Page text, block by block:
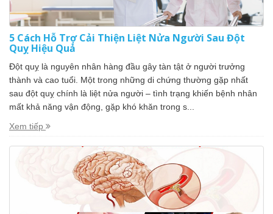
5 Cách Hỗ Trợ Cải Thiện Liệt Nửa Người Sau Đột
Quỵ Hiệu Quả
Đột quỵ là nguyên nhân hàng đầu gây tàn tật ở người trưởng
thành và cao tuổi. Một trong những di chứng thường gặp nhất
sau đột quỵ chính là liệt nửa người – tình trạng khiến bệnh nhân
mất khả năng vận động, gặp khó khăn trong s...
Xem tiếp